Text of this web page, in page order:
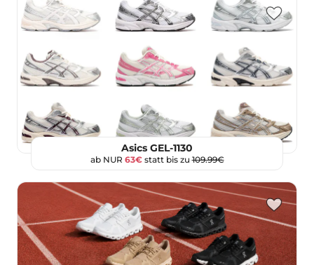
Asics GEL-1130
ab NUR 63€statt bis zu109.99€